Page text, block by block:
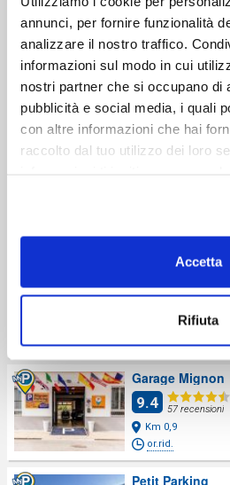
annunci, per fornire funzionalità
analizzare il nostro traffico.
informazioni sul modo in cui
nostri partner che si occupano di
pubblicità e social media, i quali
con altre informazioni che hai
raccolto dal tuo utilizzo dei loro
Accetta
Rifiuta
Adige Multi
9.3
Km 0,4
or.rid.
or.rid.
9.1
Garage Mignon
9.4
57 recensioni
Km 0,9
or.rid.
Petit Parking